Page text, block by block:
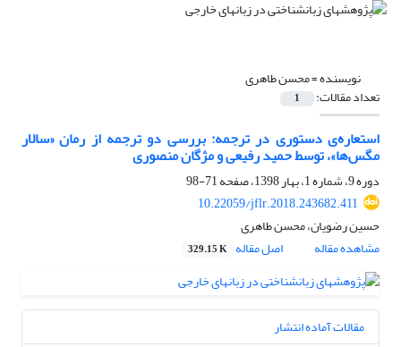
نویسنده =محسن طاهری
تعداد مقالات: 1
استعار‌ه‌ی دستوری در ترجمه: بررسی دو ترجمه از رمان «سالار
مگس‌ها»، توسط حمید رفیعی و مژگان منصوری
دوره 9، شماره 1، بهار 1398، صفحه
71-98
10.22059/jflr.2018.243682.411
حسین رضویان، محسن طاهری
مشاهده مقاله
اصل مقاله 329.15 K
مقالات آماده انتشار